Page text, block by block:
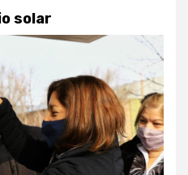
solar